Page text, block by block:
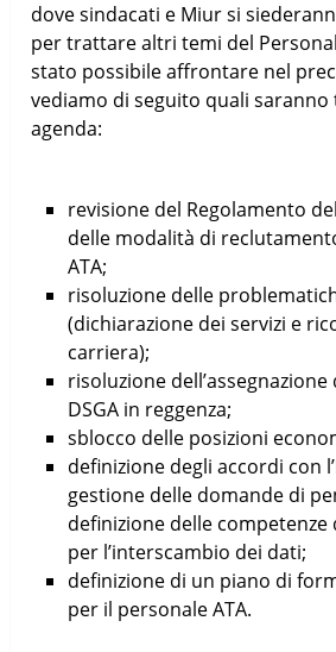
dove sindacati e Miur si
per trattare altri temi del
stato possibile affrontare nel
vediamo di seguito quali
agenda:
revisione del Regolamento
delle modalità di
ATA;
risoluzione delle
(dichiarazione dei servizi e
carriera);
risoluzione dell’assegnazione
DSGA in reggenza;
sblocco delle posizioni
definizione degli accordi con
gestione delle domande di
definizione delle competenze
per l’interscambio dei dati;
definizione di un piano di
per il personale ATA.